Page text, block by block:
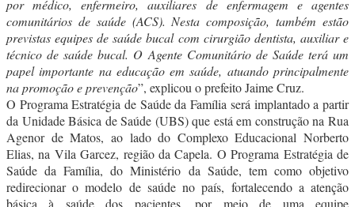
por médico, enfermeiro, auxiliares de enfermagem e agentes
comunitários de saúde (ACS). Nesta composição, também estão
previstas equipes de saúde bucal com cirurgião dentista, auxiliar e
técnico de saúde bucal. O Agente Comunitário de Saúde terá um
papel importante na educação em saúde, atuando principalmente
na promoção e prevenção”, explicou o prefeito Jaime Cruz.
O Programa Estratégia de Saúde da Família será implantado a partir
da Unidade Básica de Saúde (UBS) que está em construção na Rua
Agenor de Matos, ao lado do Complexo Educacional Norberto
Elias, na Vila Garcez, região da Capela. O Programa Estratégia de
Saúde da Família, do Ministério da Saúde, tem como objetivo
redirecionar o modelo de saúde no país, fortalecendo a atenção
básica à saúde dos pacientes, por meio de uma equipe